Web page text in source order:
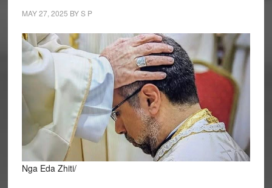
MAY 27, 2025 BYS P
Nga Eda Zhiti/